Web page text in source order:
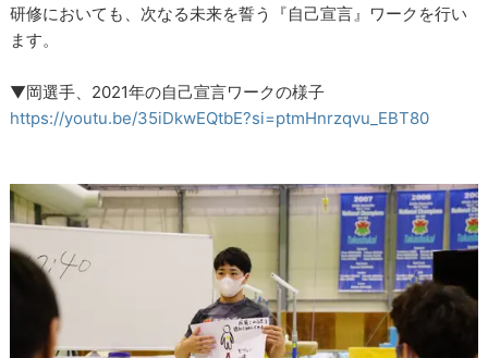
研修においても、次なる未来を誓う『自己宣言』ワークを行い
ます。
▼岡選手、2021年の自己宣言ワークの様子
https://youtu.be/35iDkwEQtbE?si=ptmHnrzqvu_EBT80